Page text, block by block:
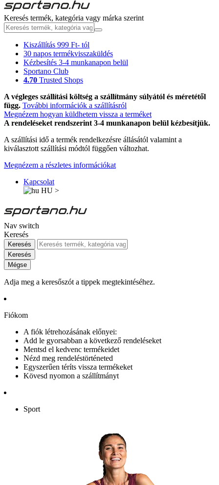
Keresés termék, kategória vagy márka szerint
Kiszállítás 999 Ft- tól
30 napos termékvisszaküldés
Kézbesítés 3-4 munkanapon belül
Sportano Club
4.70 Trusted Shops
A végleges szállítási költség a szállítmány súlyától és méretétől
függ. További információk a szállításról
Megnézem hogyan küldhetem vissza a terméket
A rendeléseket rendszerint 3-4 munkanapon belül kézbesítjük.
A szállítási idő a termék rendelkezésre állásától valamint a
kiválasztott szállítási módtól függően változhat.
Megnézem a részletes információkat
Kapcsolat
HU >
Nav switch
Keresés
Keresés
Keresés
Mégse
Adja meg a keresőszót a tippek megtekintéséhez.
Fiókom
A fiók létrehozásának előnyei:
Add le gyorsabban a következő rendeléseket
Mentsd el kedvenc termékeidet
Nézd meg rendeléstörténeted
Egyszerűen téríts vissza termékeket
Kövesd nyomon a szállítmányt
Sport